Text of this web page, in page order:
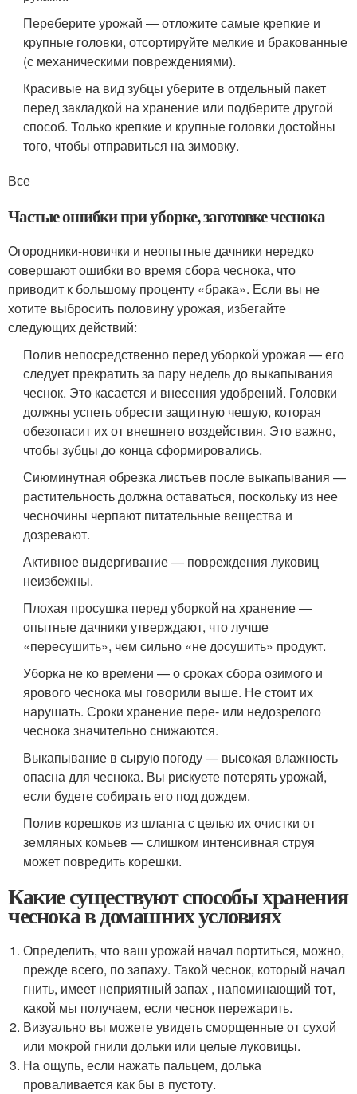
Переберите урожай — отложите самые крепкие и
крупные головки, отсортируйте мелкие и бракованные
(с механическими повреждениями).
Красивые на вид зубцы уберите в отдельный пакет
перед закладкой на хранение или подберите другой
способ. Только крепкие и крупные головки достойны
того, чтобы отправиться на зимовку.
Все
Частые ошибки при уборке, заготовке чеснока
Огородники-новички и неопытные дачники нередко
совершают ошибки во время сбора чеснока, что
приводит к большому проценту «брака». Если вы не
хотите выбросить половину урожая, избегайте
следующих действий:
Полив непосредственно перед уборкой урожая — его
следует прекратить за пару недель до выкапывания
чеснок. Это касается и внесения удобрений. Головки
должны успеть обрести защитную чешую, которая
обезопасит их от внешнего воздействия. Это важно,
чтобы зубцы до конца сформировались.
Сиюминутная обрезка листьев после выкапывания —
растительность должна оставаться, поскольку из нее
чесночины черпают питательные вещества и
дозревают.
Активное выдергивание — повреждения луковиц
неизбежны.
Плохая просушка перед уборкой на хранение —
опытные дачники утверждают, что лучше
«пересушить», чем сильно «не досушить» продукт.
Уборка не ко времени — о сроках сбора озимого и
ярового чеснока мы говорили выше. Не стоит их
нарушать. Сроки хранение пере- или недозрелого
чеснока значительно снижаются.
Выкапывание в сырую погоду — высокая влажность
опасна для чеснока. Вы рискуете потерять урожай,
если будете собирать его под дождем.
Полив корешков из шланга с целью их очистки от
земляных комьев — слишком интенсивная струя
может повредить корешки.
Какие существуют способы хранения
чеснока в домашних условиях
Определить, что ваш урожай начал портиться, можно,
прежде всего, по запаху. Такой чеснок, который начал
гнить, имеет неприятный запах , напоминающий тот,
какой мы получаем, если чеснок пережарить.
Визуально вы можете увидеть сморщенные от сухой
или мокрой гнили дольки или целые луковицы.
На ощупь, если нажать пальцем, долька
проваливается как бы в пустоту.